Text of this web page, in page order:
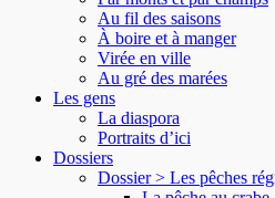
Au fil des saisons
À boire et à manger
Virée en ville
Au gré des marées
Les gens
La diaspora
Portraits d’ici
Dossiers
Dossier > Les pêches